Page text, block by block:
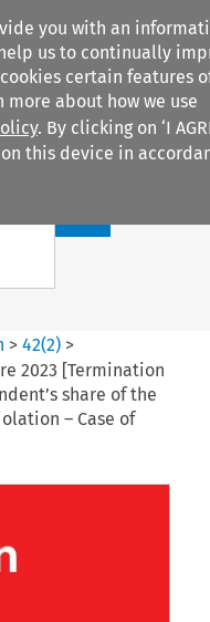
you with an
us to continually
certain features
about how we use
. By clicking on ‘I
this device in
>42(2) >
2023 [Termination
share of the
– Case of